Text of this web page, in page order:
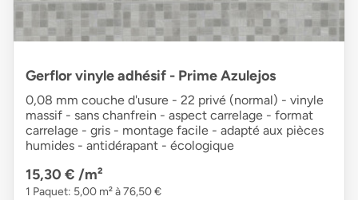
Gerflor vinyle adhésif - Prime Azulejos
0,08 mm couche d'usure - 22 privé (normal) - vinyle
massif - sans chanfrein - aspect carrelage - format
carrelage - gris - montage facile - adapté aux pièces
humides - antidérapant - écologique
15,30 € /m²
1 Paquet: 5,00 m² à 76,50 €